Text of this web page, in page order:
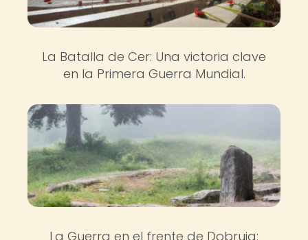
La Batalla de Cer: Una victoria clave
en la Primera Guerra Mundial.
La Guerra en el frente de Dobruja: